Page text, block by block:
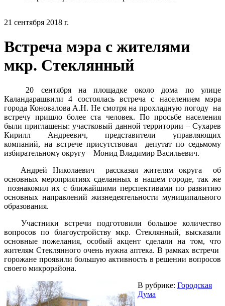
21 сентября 2018 г.
Встреча мэра с жителями
мкр. Стеклянный
20 сентября на площадке около дома по улице
Каландарашвили 4 состоялась встреча с населением мэра
города Коновалова А.Н. Не смотря на прохладную погоду на
встречу пришло более ста человек. По просьбе населения
были приглашены: участковый данной территории – Сухарев
Кирилл Андреевич, представители управляющих
компаний, на встрече присутствовал депутат по седьмому
избирательному округу – Монид Владимир Васильевич.
Андрей Николаевич рассказал жителям округа об
основных мероприятиях сделанных в нашем городе, так же
познакомил их с ближайшими перспективами по развитию
основных направлений жизнедеятельности муниципального
образования.
Участники встречи подготовили большое количество
вопросов по благоустройству мкр. Стеклянный, высказали
основные пожелания, особый акцент сделали на том, что
жителям Стеклянного очень нужна аптека. В рамках встречи
горожане проявили большую активность в решении вопросов
своего микрорайона.
В рубрике: Городская
Дума